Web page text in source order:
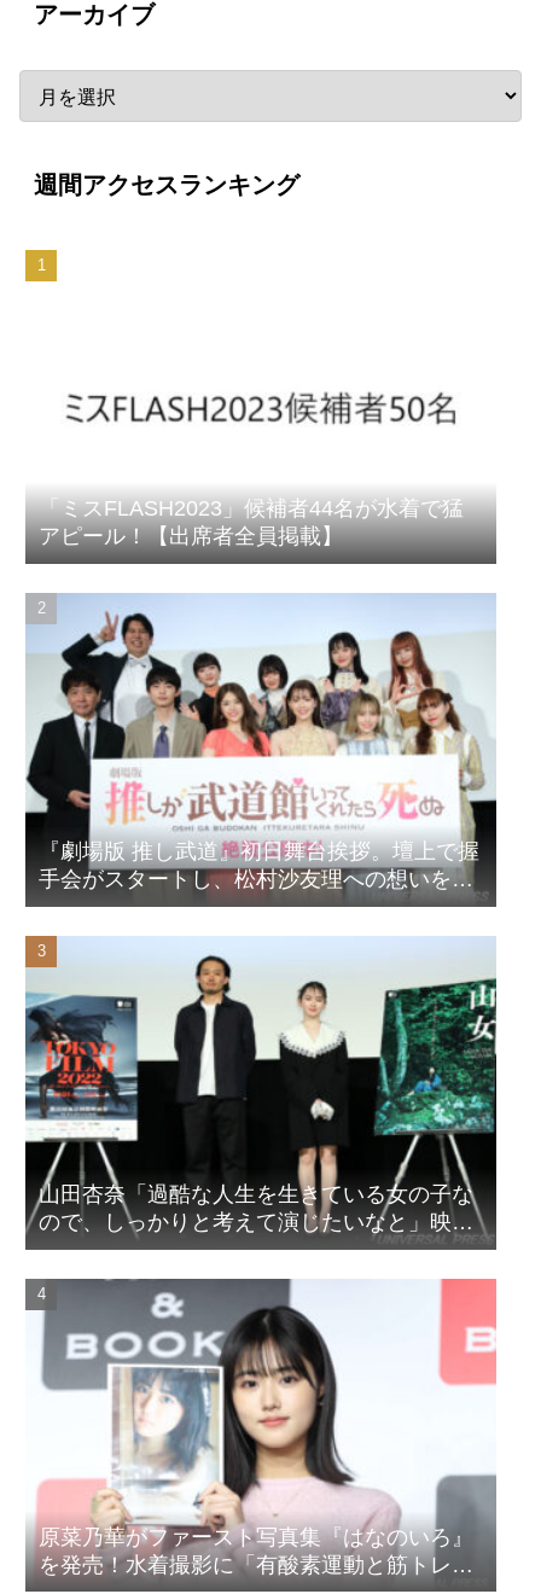
アーカイブ
週間アクセスランキング
「ミスFLASH2023」候補者44名が水着で猛
アピール！【出席者全員掲載】
『劇場版 推し武道』初日舞台挨拶。壇上で握
手会がスタートし、松村沙友理への想いをア
ピール！？
山田杏奈「過酷な人生を生きている女の子な
ので、しっかりと考えて演じたいなと」映画
『山女』東京国際映画祭Q&A
原菜乃華がファースト写真集『はなのいろ』
を発売！水着撮影に「有酸素運動と筋トレを